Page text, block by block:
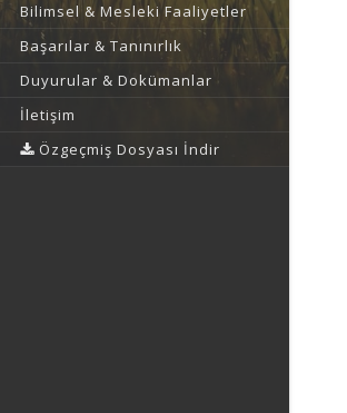
Bilimsel & Mesleki Faaliyetler
Başarılar & Tanınırlık
Duyurular & Dokümanlar
İletişim
Özgeçmiş Dosyası İndir